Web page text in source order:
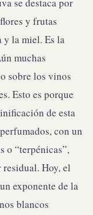
se destaca por
y frutas
y la miel. Es la
muchas
sobre los vinos
Esto es porque
de esta
con un
o “terpénicas”,
Hoy, el
exponente de la
blancos